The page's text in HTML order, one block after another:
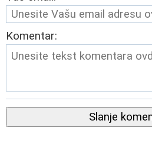
Komentar:
Slanje